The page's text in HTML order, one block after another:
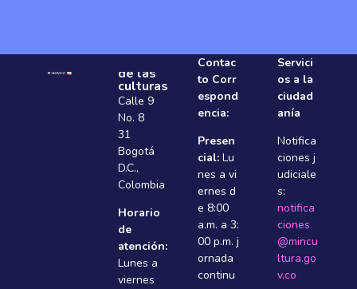
de las
culturas
Calle 9
No. 8
31
Bogotá
D.C.,
Colombia
Horario
de
atención:
Lunes a
viernes
Contac
to Corr
espond
encia:
Presen
cial: Lu
nes a vi
ernes d
e 8:00
a.m. a 3:
00 p.m. j
ornada
continu
Servici
os a la
ciudad
anía
Notifica
ciones j
udiciale
s:
notifica
ciones
@mincu
ltura.go
v.co